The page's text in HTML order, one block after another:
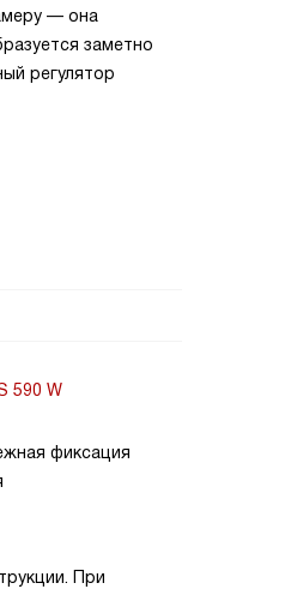
— она
заметно
регулятор
590 W
фиксация
При